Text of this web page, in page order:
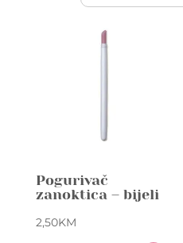
Pogurivač
zanoktica – bijeli
2,50KM